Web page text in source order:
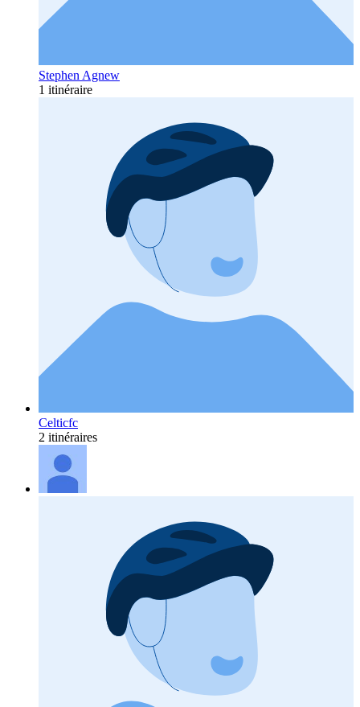
Stephen Agnew
1 itinéraire
Celticfc
2 itinéraires